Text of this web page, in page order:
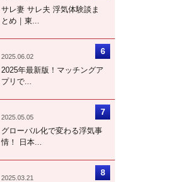
サレ妻 サレ夫 浮気体験談ま
とめ｜東...
2025.06.02
2025年最新版！マッチングア
プリで...
2025.05.05
グローバル化で変わる浮気事
情！ 日本...
2025.03.21